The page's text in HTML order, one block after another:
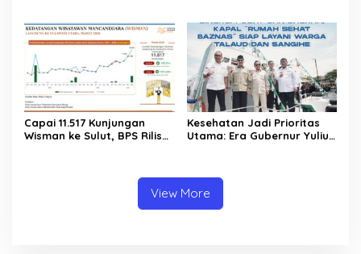
Capai 11.517 Kunjungan
Wisman ke Sulut, BPS Rilis
Kesehatan Jadi Prioritas
Utama: Era Gubernur Yulius
View More